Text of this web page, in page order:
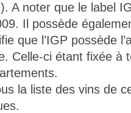
A noter que le label
Il possède
que l’IGP possède
Celle-ci étant fixée à
la liste des vins de